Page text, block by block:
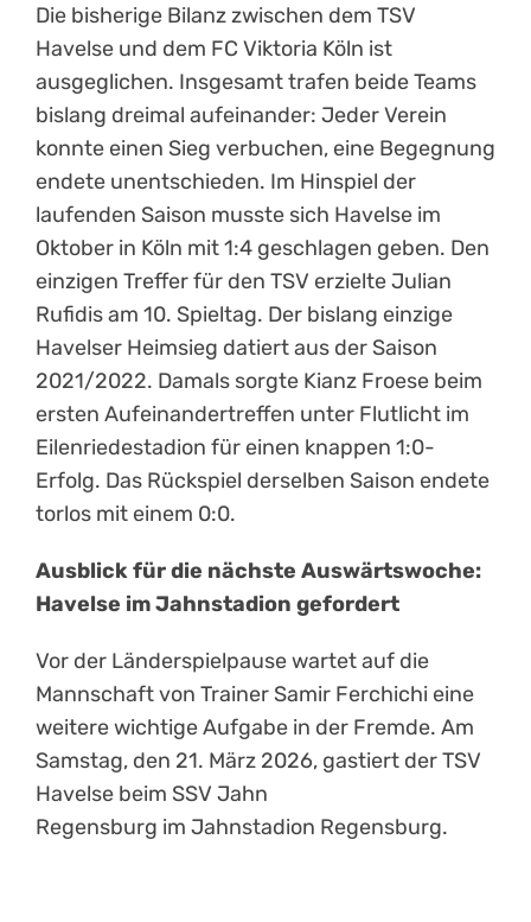
Die bisherige Bilanz zwischen dem TSV
Havelse und dem FC Viktoria Köln ist
ausgeglichen. Insgesamt trafen beide Teams
bislang dreimal aufeinander: Jeder Verein
konnte einen Sieg verbuchen, eine Begegnung
endete unentschieden. Im Hinspiel der
laufenden Saison musste sich Havelse im
Oktober in Köln mit 1:4 geschlagen geben. Den
einzigen Treffer für den TSV erzielte Julian
Rufidis am 10. Spieltag. Der bislang einzige
Havelser Heimsieg datiert aus der Saison
2021/2022. Damals sorgte Kianz Froese beim
ersten Aufeinandertreffen unter Flutlicht im
Eilenriedestadion für einen knappen 1:0-
Erfolg. Das Rückspiel derselben Saison endete
torlos mit einem 0:0.
Ausblick für die nächste Auswärtswoche:
Havelse im Jahnstadion gefordert
Vor der Länderspielpause wartet auf die
Mannschaft von Trainer Samir Ferchichi eine
weitere wichtige Aufgabe in der Fremde. Am
Samstag, den 21. März 2026, gastiert der TSV
Havelse beim SSV Jahn
Regensburg im Jahnstadion Regensburg.